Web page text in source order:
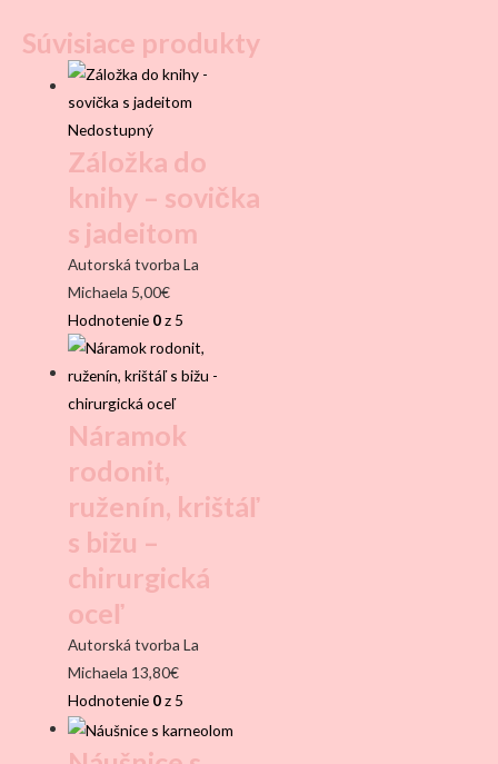
Súvisiace produkty
Nedostupný
Záložka do
knihy – sovička
s jadeitom
Autorská tvorba La
Michaela 5,00€
Hodnotenie 0z 5
Náramok
rodonit,
ruženín, krištáľ
s bižu –
chirurgická
oceľ
Autorská tvorba La
Michaela 13,80€
Hodnotenie 0z 5